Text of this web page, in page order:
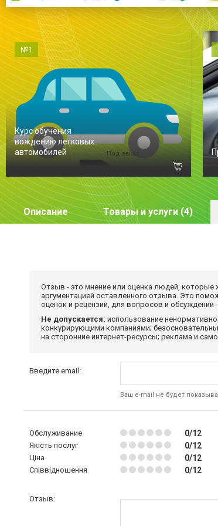
№1
Курс обучения
вождению легковых
автомобилей
Под заказ
Описание Товары и услуги (4)
Отзыв - это мнение или оценка людей, которые
аргументацией оставленного отзыва. Это
оценок и рецензий, для вопросов и
Не допускается: использование
конкурирующими компаниями;
на сторонние интернет-ресурсы; реклама и
Введите email:
Ваш e-mail не будет
Обслуживание 0/12
Якість послуг 0/12
Ціна 0/12
Співвідношення 0/12
Отзыв: